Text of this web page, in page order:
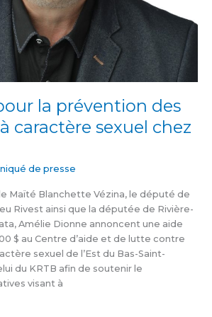
la prévention des
caractère sexuel chez
de presse
Maïté Blanchette Vézina, le député de
Rivest ainsi que la députée de Rivière-
Amélie Dionne annoncent une aide
$ au Centre d’aide et de lutte contre
sexuel de l’Est du Bas-Saint-
du KRTB afin de soutenir le
visant à